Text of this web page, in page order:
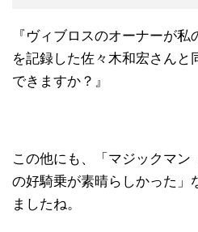
『ヴィブロスのオーナーが
を記録した佐々木和宏さんと
できますか？』
この他にも、「マジックマン
の好騎乗が素晴らしかった」
ましたね。